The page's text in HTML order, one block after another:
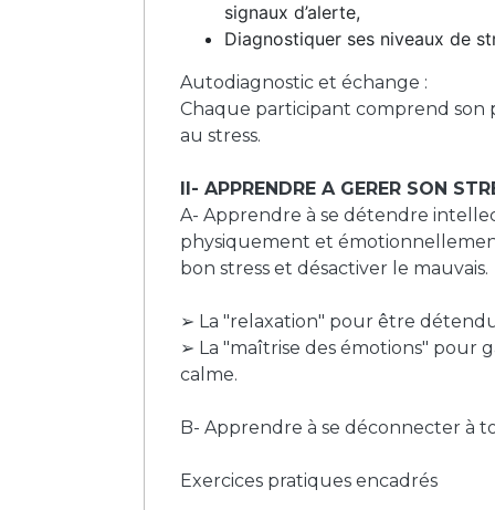
signaux d’alerte,
Diagnostiquer ses niveaux de
Autodiagnostic et échange :
Chaque participant comprend son
au stress.
II- APPRENDRE A GERER SON
A- Apprendre à se détendre
physiquement et
bon stress et désactiver le mauvais.
➢ La "relaxation" pour être
➢ La "maîtrise des émotions" pour
calme.
B- Apprendre à se déconnecter à
Exercices pratiques encadrés